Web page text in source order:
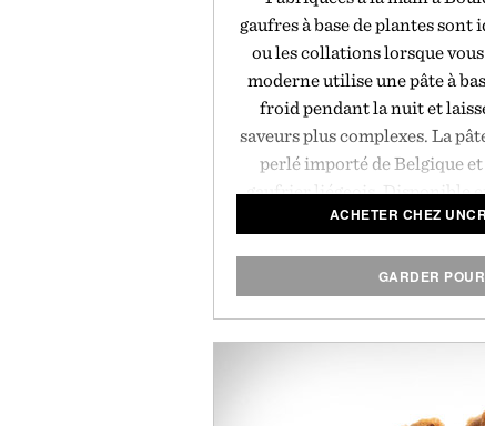
gaufres à base de plantes
ou les collations lorsque
moderne utilise une pâte à
froid pendant la nuit et
saveurs plus complexes. La
perlé importé de Belgique
gaufrier liégeois. Disponible
gluten. Vendu
ACHETER CHEZ
GARDER